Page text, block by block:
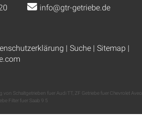
info@gtr-getriebe.de
| Suche| Sitemap |
Schaltgetrieben fuer Audi TT ZF Getriebe fuer Chevrolet Aveo
Filter fuer Saab 9 5